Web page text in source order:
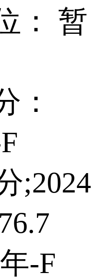
：
暂
：
;2024
-F